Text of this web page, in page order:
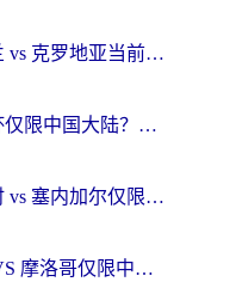
在国外看世界杯英格兰 vs 克罗地亚当前地区不可播放？这篇指南帮你搞定所有海外观赛难题
在海外看央视频世界杯仅限中国大陆？这篇指南帮你解锁中文解说+无卡顿直播
在海外看世界杯比利时 vs 塞内加尔仅限中国大陆？我找到了最流畅的中文解说之路
在国外看世界杯法国 VS 摩洛哥仅限中国大陆？海外党这样看中文解说赛事不卡顿